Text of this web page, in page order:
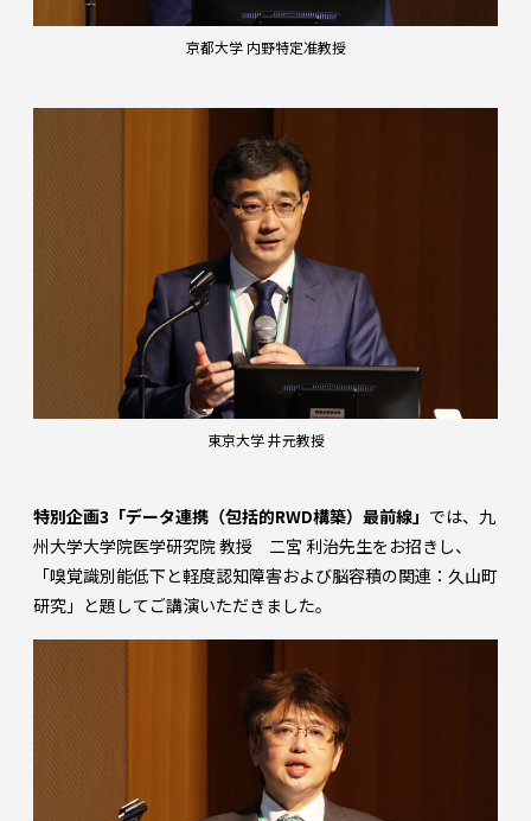
京都大学 内野特定准教授
東京大学 井元教授
特別企画3「データ連携（包括的RWD構築）最前線」 では、九
州大学大学院医学研究院 教授 二宮 利治先生をお招きし、
「嗅覚識別能低下と軽度認知障害および脳容積の関連：久山町
研究」と題してご講演いただきました。